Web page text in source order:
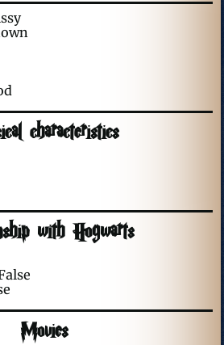
characteristics
with Hogwarts
Movies